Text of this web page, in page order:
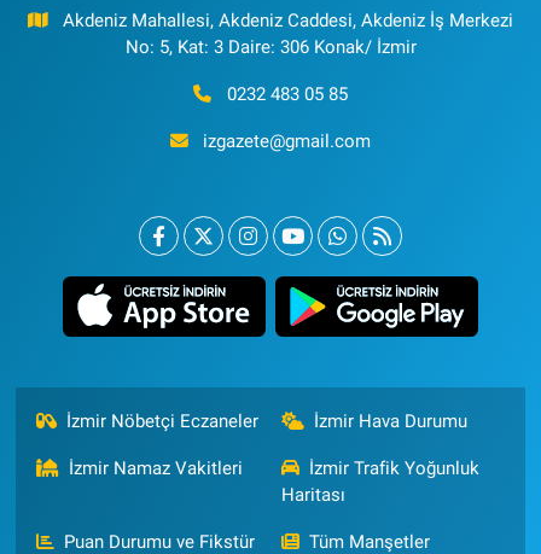
Akdeniz Mahallesi, Akdeniz Caddesi, Akdeniz İş Merkezi
No: 5, Kat: 3 Daire: 306 Konak/ İzmir
0232 483 05 85
izgazete@gmail.com
İzmir Nöbetçi Eczaneler İzmir Hava Durumu
İzmir Namaz Vakitleri
İzmir Trafik Yoğunluk
Haritası
Puan Durumu ve Fikstür Tüm Manşetler